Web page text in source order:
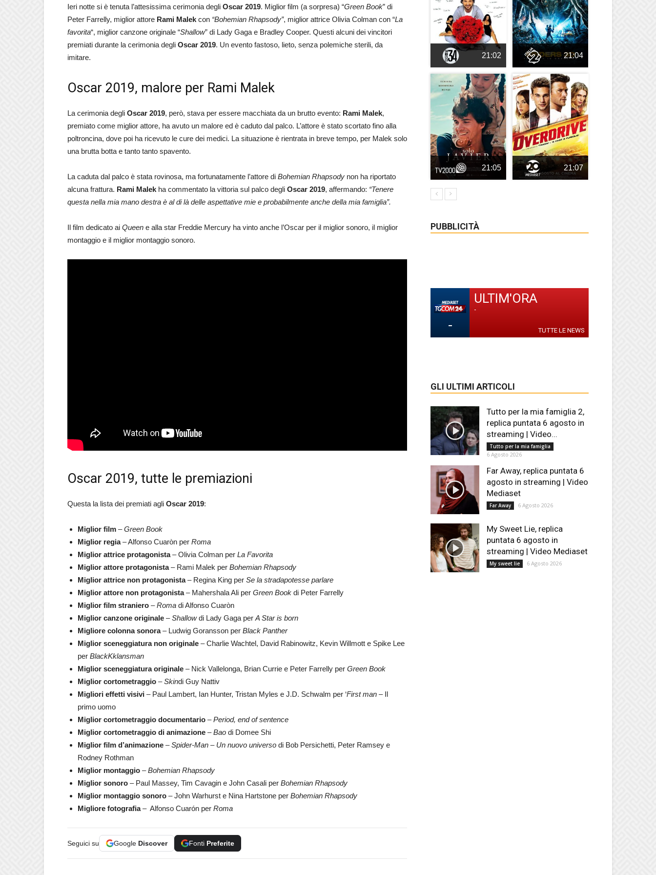
Ieri notte si è tenuta l’attesissima cerimonia degli Oscar 2019. Miglior film (a sorpresa) “Green Book” di
Peter Farrelly, miglior attore Rami Malek con “Bohemian Rhapsody”, miglior attrice Olivia Colman con “La
favorita“, miglior canzone originale “Shallow” di Lady Gaga e Bradley Cooper. Questi alcuni dei vincitori
premiati durante la cerimonia degli Oscar 2019. Un evento fastoso, lieto, senza polemiche sterili, da
imitare.
Oscar 2019, malore per Rami Malek
La cerimonia degli Oscar 2019, però, stava per essere macchiata da un brutto evento: Rami Malek,
premiato come miglior attore, ha avuto un malore ed è caduto dal palco. L’attore è stato scortato fino alla
poltroncina, dove poi ha ricevuto le cure dei medici. La situazione è rientrata in breve tempo, per Malek solo
una brutta botta e tanto tanto spavento.
La caduta dal palco è stata rovinosa, ma fortunatamente l’attore di Bohemian Rhapsody non ha riportato
alcuna frattura. Rami Malek ha commentato la vittoria sul palco degli Oscar 2019, affermando: “Tenere
questa nella mia mano destra è al di là delle aspettative mie e probabilmente anche della mia famiglia”.
Il film dedicato ai Queen e alla star Freddie Mercury ha vinto anche l’Oscar per il miglior sonoro, il miglior
montaggio e il miglior montaggio sonoro.
Oscar 2019, tutte le premiazioni
Questa la lista dei premiati agli Oscar 2019:
Miglior film –Green Book
Miglior regia– Alfonso Cuaròn per Roma
Miglior attrice protagonista– Olivia Colman per La Favorita
Miglior attore protagonista– Rami Malek per Bohemian Rhapsody
Miglior attrice non protagonista– Regina King per Se la stradapotesse parlare
Miglior attore non protagonista– Mahershala Ali per Green Book di Peter Farrelly
Miglior film straniero –Roma di Alfonso Cuaròn
Miglior canzone originale –Shallowdi Lady Gaga per A Star is born
Migliore colonna sonora– Ludwig Goransson per Black Panther
Miglior sceneggiatura non originale – Charlie Wachtel, David Rabinowitz, Kevin Willmott e Spike Lee
per BlackKklansman
Miglior sceneggiatura originale – Nick Vallelonga, Brian Currie e Peter Farrelly per Green Book
Miglior cortometraggio –Skindi Guy Nattiv
Migliori effetti visivi – Paul Lambert, Ian Hunter, Tristan Myles e J.D. Schwalm per ‘First man – Il
primo uomo
Miglior cortometraggio documentario –Period, end of sentence
Miglior cortometraggio di animazione –Bao di Domee Shi
Miglior film d’animazione –Spider-Man – Un nuovo universo di Bob Persichetti, Peter Ramsey e
Rodney Rothman
Miglior montaggio –Bohemian Rhapsody
Miglior sonoro – Paul Massey, Tim Cavagin e John Casali per Bohemian Rhapsody
Miglior montaggio sonoro – John Warhurst e Nina Hartstone per Bohemian Rhapsody
Migliore fotografia– Alfonso Cuarón per Roma
Seguici su Google Discover Fonti Preferite
21:02 21:04
21:05 21:07
PUBBLICITÀ
-
ULTIM'ORA
-
TUTTE LE NEWS
GLI ULTIMI ARTICOLI
Tutto per la mia famiglia 2,
replica puntata 6 agosto in
streaming | Video...
Tutto per la mia famiglia
6 Agosto 2026
Far Away, replica puntata 6
agosto in streaming | Video
Mediaset
Far Away 6 Agosto 2026
My Sweet Lie, replica
puntata 6 agosto in
streaming | Video Mediaset
My sweet lie 6 Agosto 2026